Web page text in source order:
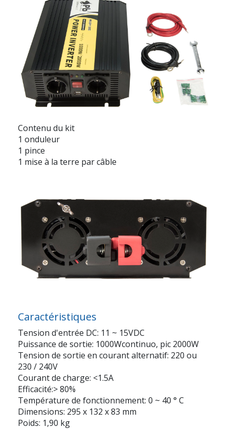
Contenu du kit
1 onduleur
1 pince
1 mise à la terre par câble
Caractéristiques
Tension d'entrée DC: 11 ~ 15VDC
Puissance de sortie: 1000Wcontinuo, pic 2000W
Tension de sortie en courant alternatif: 220 ou
230 / 240V
Courant de charge: <1.5A
Efficacité:> 80%
Température de fonctionnement: 0 ~ 40 ° C
Dimensions: 295 x 132 x 83 mm
Poids: 1,90 kg